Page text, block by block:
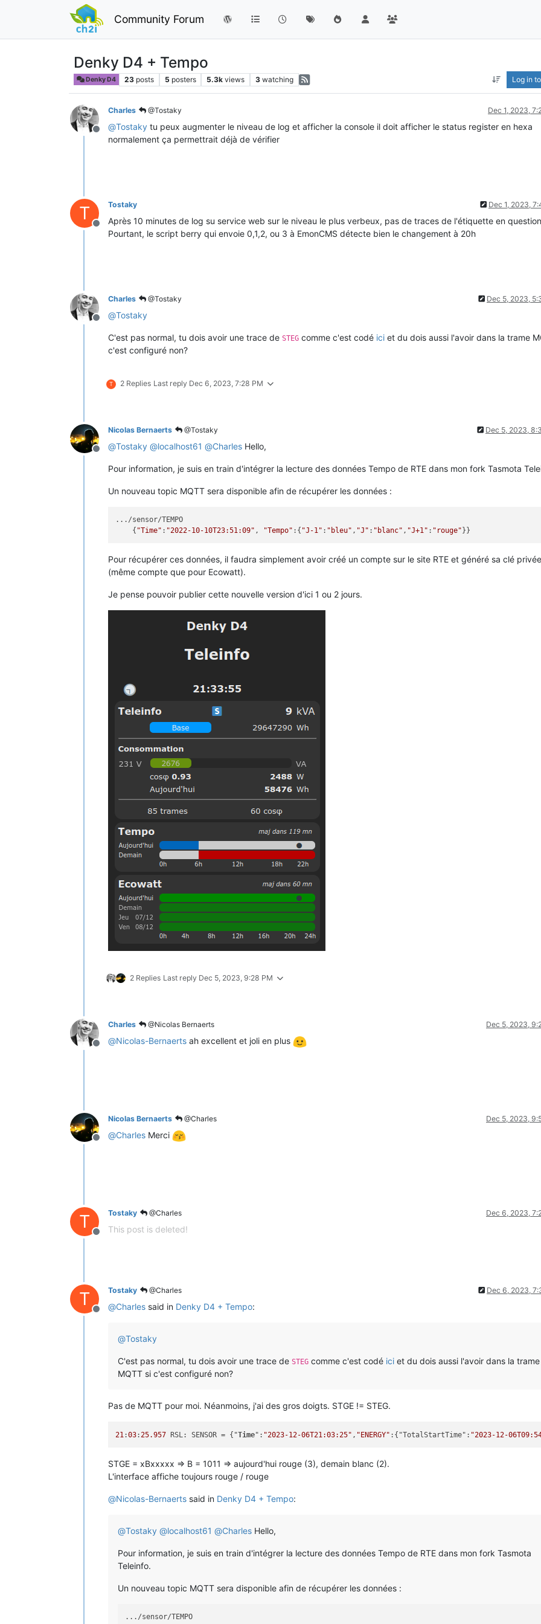
Community Forum
Denky D4 + Tempo
Denky D4 23 posts 5 posters 5.3k views 3 watching Log in
Offline
Charles @Tostaky Dec 1, 2023,
@Tostaky tu peux augmenter le niveau de log et afficher la console il doit afficher le status register en hexa
normalement ça permettrait déjà de vérifier
T
Offline
Tostaky Dec 1, 2023,
Après 10 minutes de log su service web sur le niveau le plus verbeux, pas de traces de l'étiquette en question
Pourtant, le script berry qui envoie 0,1,2, ou 3 à EmonCMS détecte bien le changement à 20h
Offline
Charles @Tostaky Dec 5, 2023,
@Tostaky
C'est pas normal, tu dois avoir une trace de STEG comme c'est codé ici et du dois aussi l'avoir dans la trame
c'est configuré non?
T 2 Replies Last reply Dec 6, 2023, 7:28 PM
Offline
Nicolas Bernaerts @Tostaky Dec 5, 2023,
@Tostaky @localhost61 @Charles Hello,
Pour information, je suis en train d'intégrer la lecture des données Tempo de RTE dans mon fork Tasmota
Un nouveau topic MQTT sera disponible afin de récupérer les données :
.../sensor/TEMPO
    {
"Time" : "2022-10-10T23:51:09" , "Tempo" :{ "J-1" : "bleu" , "J" : "blanc" , "J+1" : "rouge"
Pour récupérer ces données, il faudra simplement avoir créé un compte sur le site RTE et généré sa clé privée
(même compte que pour Ecowatt).
Je pense pouvoir publier cette nouvelle version d'ici 1 ou 2 jours.
2 Replies Last reply Dec 5, 2023, 9:28 PM
Offline
Charles @Nicolas Bernaerts Dec 5, 2023,
@Nicolas-Bernaerts ah excellent et joli en plus
Offline
Nicolas Bernaerts @Charles Dec 5, 2023,
@Charles Merci
T
Offline
Tostaky @Charles Dec 6, 2023,
This post is deleted!
T
Offline
Tostaky @Charles Dec 6, 2023,
@Charles said in Denky D4 + Tempo:
@Tostaky
C'est pas normal, tu dois avoir une trace de STEG comme c'est codé ici et du dois aussi l'avoir dans la trame
MQTT si c'est configuré non?
Pas de MQTT pour moi. Néanmoins, j'ai des gros doigts. STGE != STEG.
21 :03: 25.957 RSL: SENSOR = {"Time": "2023-12-06T21:03:25" , "ENERGY" :{"TotalStartTime": "2023-12-
STGE = xBxxxxx => B = 1011 => aujourd'hui rouge (3), demain blanc (2).
L'interface affiche toujours rouge / rouge
@Nicolas-Bernaerts said in Denky D4 + Tempo:
@Tostaky @localhost61 @Charles Hello,
Pour information, je suis en train d'intégrer la lecture des données Tempo de RTE dans mon fork Tasmota
Teleinfo.
Un nouveau topic MQTT sera disponible afin de récupérer les données :
.../sensor/TEMPO